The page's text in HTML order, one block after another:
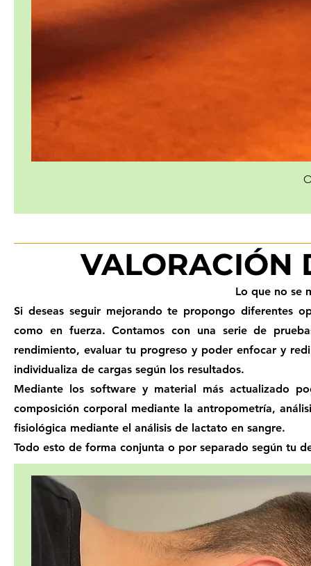
VALORACIÓN
Lo que no se
Si deseas seguir mejorando te propongo diferentes
como en fuerza. Contamos con una serie de
rendimiento, evaluar tu progreso y poder enfocar y
individualiza de cargas según los resultados.
Mediante los software y material más actualizado
composición corporal mediante la antropometría,
fisiológica mediante el análisis de lactato en sangre.
Todo esto de forma conjunta o por separado según tu